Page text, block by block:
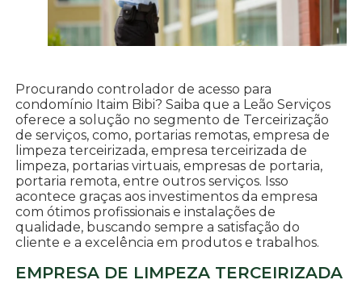
Procurando controlador de acesso para
condomínio Itaim Bibi? Saiba que a Leão Serviços
oferece a solução no segmento de Terceirização
de serviços, como, portarias remotas, empresa de
limpeza terceirizada, empresa terceirizada de
limpeza, portarias virtuais, empresas de portaria,
portaria remota, entre outros serviços. Isso
acontece graças aos investimentos da empresa
com ótimos profissionais e instalações de
qualidade, buscando sempre a satisfação do
cliente e a excelência em produtos e trabalhos.
EMPRESA DE LIMPEZA TERCEIRIZADA